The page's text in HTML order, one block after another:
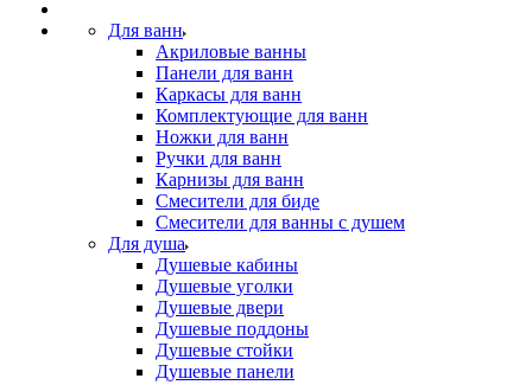
Для ванн
Акриловые ванны
Панели для ванн
Каркасы для ванн
Комплектующие для ванн
Ножки для ванн
Ручки для ванн
Карнизы для ванн
Смесители для биде
Смесители для ванны с душем
Для душа
Душевые кабины
Душевые уголки
Душевые двери
Душевые поддоны
Душевые стойки
Душевые панели